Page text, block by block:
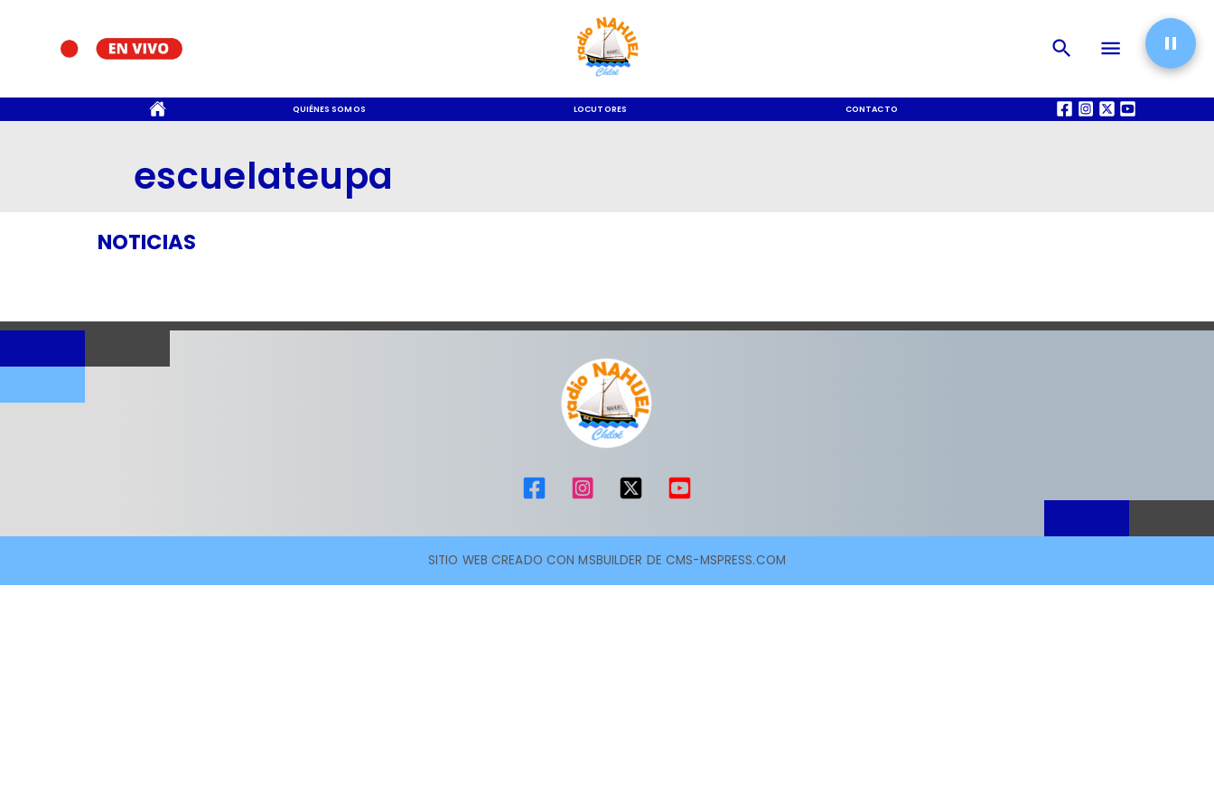
QUIÉNES SOMOS LOCUTORES CONTACTO QUIÉNES SOMOS
escuelateupa
NOTICIAS
SITIO WEB CREADO CON MSBUILDER DE CMS-MSPRESS.COM